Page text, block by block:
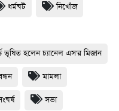
ধর্মঘট নিখোঁজ
ভূষিত হলেন চ্যানেল এস'র মিজান
মামলা
সভা